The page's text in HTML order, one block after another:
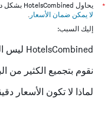
*
يحاول HotelsCombined بشكل دائم الحصول على الأسعار الدقيقة، ولكن
لا يمكن ضمان الأسعار .
إليك السبب:
HotelsCombined ليس البائع
نقوم بتجميع الكثير من
لماذا لا تكون الأسعار دقيقة